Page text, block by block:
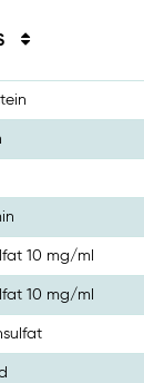
10 mg/ml
10 mg/ml